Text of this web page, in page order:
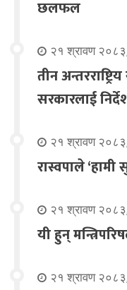
छलफल
२१ श्रावण २०८३,
तीन
सरकारलाई
२१ श्रावण २०८३,
रास्वपाले ‘हामी
२१ श्रावण २०८३,
यी हुन्
२१ श्रावण २०८३,